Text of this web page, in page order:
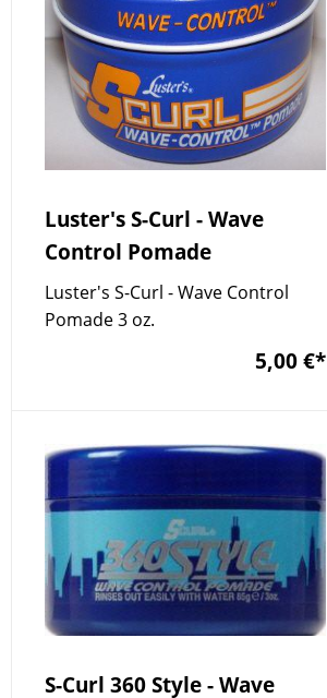
Luster's S-Curl - Wave
Control Pomade
Luster's S-Curl - Wave Control
Pomade 3 oz.
5,00 €*
S-Curl 360 Style - Wave